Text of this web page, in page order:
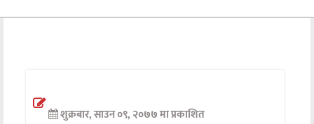
अन्तर्वार्ता
शुक्रबार, साउन ०९, २०७७ मा प्रकाशित